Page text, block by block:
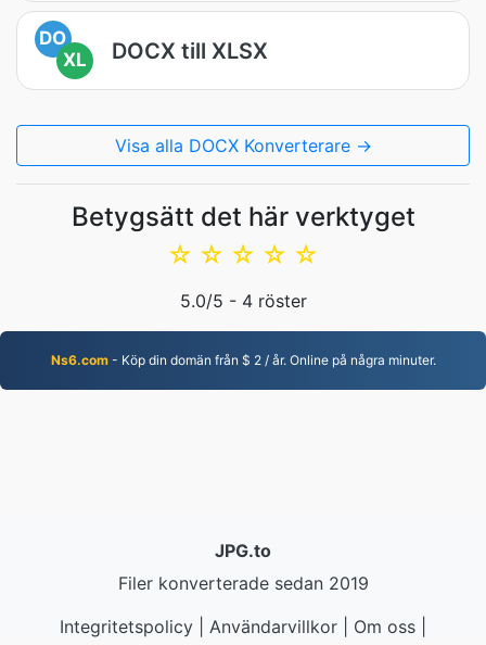
DO
XL
DOCX till XLSX
Visa alla DOCX Konverterare →
Betygsätt det här verktyget
☆
☆
☆
☆
☆
5.0/5 - 4röster
Ns6.com- Köp din domän från $ 2 / år. Online på några minuter.
JPG.to
Filer konverterade sedan 2019
Integritetspolicy
Användarvillkor Om oss